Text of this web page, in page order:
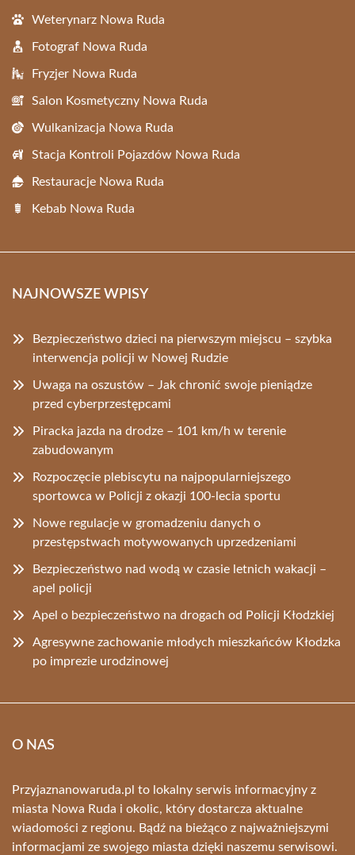
Weterynarz Nowa Ruda
Fotograf Nowa Ruda
Fryzjer Nowa Ruda
Salon Kosmetyczny Nowa Ruda
Wulkanizacja Nowa Ruda
Stacja Kontroli Pojazdów Nowa Ruda
Restauracje Nowa Ruda
Kebab Nowa Ruda
NAJNOWSZE WPISY
Bezpieczeństwo dzieci na pierwszym miejscu – szybka
interwencja policji w Nowej Rudzie
Uwaga na oszustów – Jak chronić swoje pieniądze
przed cyberprzestępcami
Piracka jazda na drodze – 101 km/h w terenie
zabudowanym
Rozpoczęcie plebiscytu na najpopularniejszego
sportowca w Policji z okazji 100-lecia sportu
Nowe regulacje w gromadzeniu danych o
przestępstwach motywowanych uprzedzeniami
Bezpieczeństwo nad wodą w czasie letnich wakacji –
apel policji
Apel o bezpieczeństwo na drogach od Policji Kłodzkiej
Agresywne zachowanie młodych mieszkańców Kłodzka
po imprezie urodzinowej
O NAS
Przyjaznanowaruda.pl to lokalny serwis informacyjny z
miasta Nowa Ruda i okolic, który dostarcza aktualne
wiadomości z regionu. Bądź na bieżąco z najważniejszymi
informacjami ze swojego miasta dzięki naszemu serwisowi.